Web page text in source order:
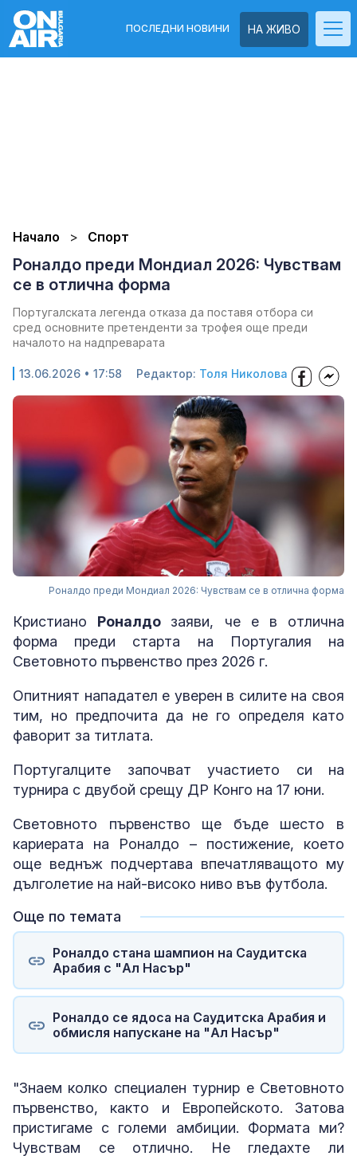
НА ЖИВО
ПОСЛЕДНИ НОВИНИ
Начало Спорт
Роналдо преди Мондиал 2026: Чувствам
се в отлична форма
Португалската легенда отказа да поставя отбора си
сред основните претенденти за трофея още преди
началото на надпреварата
13.06.2026 • 17:58 Редактор: Толя Николова
Роналдо преди Мондиал 2026: Чувствам се в отлична форма
Кристиано Роналдо заяви, че е в отлична
форма преди старта на Португалия на
Световното първенство през 2026 г.
Опитният нападател е уверен в силите на своя
тим, но предпочита да не го определя като
фаворит за титлата.
Португалците започват участието си на
турнира с двубой срещу ДР Конго на 17 юни.
Световното първенство ще бъде шесто в
кариерата на Роналдо – постижение, което
още веднъж подчертава впечатляващото му
дълголетие на най-високо ниво във футбола.
Още по темата
Роналдо стана шампион на Саудитска
Арабия с "Ал Насър"
Роналдо се ядоса на Саудитска Арабия и
обмисля напускане на "Ал Насър"
"Знаем колко специален турнир е Световното
първенство, както и Европейското. Затова
пристигаме с големи амбиции. Формата ми?
Чувствам се отлично. Не гледахте ли